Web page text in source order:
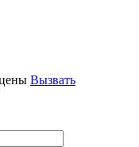
Вызвать